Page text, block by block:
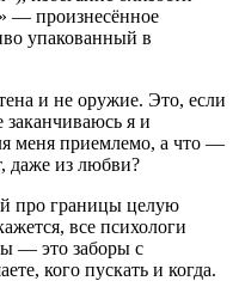
— произнесённое
упакованный в
и не оружие. Это, если
заканчиваюсь я и
меня приемлемо, а что —
даже из любви?
про границы целую
все психологи
— это заборы с
кого пускать и когда.